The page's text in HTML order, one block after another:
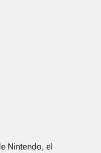
Nintendo, el